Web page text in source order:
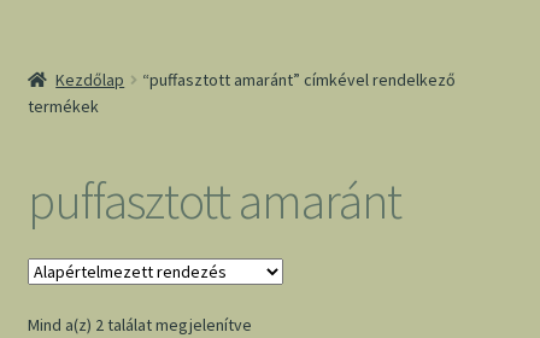
Kezdőlap
“puffasztott amaránt” címkével rendelkező
termékek
puffasztott amaránt
Mind a(z) 2 találat megjelenítve